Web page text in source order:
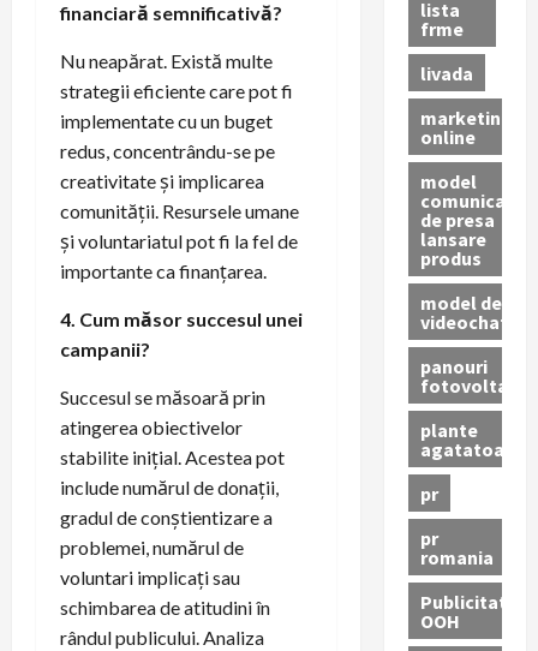
financiară semnificativă?
Nu neapărat. Există multe
strategii eficiente care pot fi
implementate cu un buget
redus, concentrându-se pe
creativitate și implicarea
comunității. Resursele umane
și voluntariatul pot fi la fel de
importante ca finanțarea.
4. Cum măsor succesul unei
campanii?
Succesul se măsoară prin
atingerea obiectivelor
stabilite inițial. Acestea pot
include numărul de donații,
gradul de conștientizare a
problemei, numărul de
voluntari implicați sau
schimbarea de atitudini în
rândul publicului. Analiza
lista
frme
livada
marketing
online
model
comunicat
de presa
lansare
produs
model de
videochat
panouri
fotovoltaice
plante
agatatoare
pr
pr
romania
Publicitate
OOH